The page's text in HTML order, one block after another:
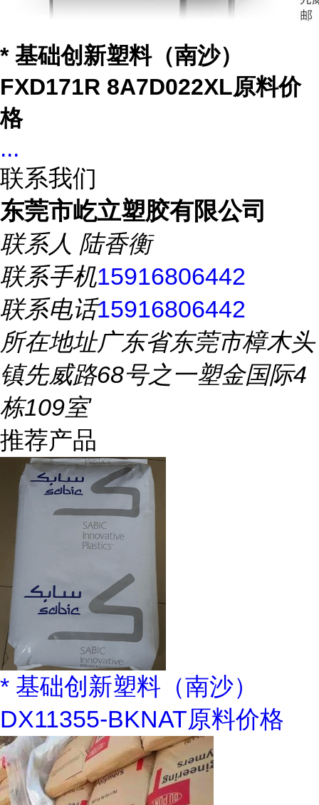
* 基础创新塑料（南沙）
FXD171R 8A7D022XL原料价
格
...
联系我们
东莞市屹立塑胶有限公司
联系人 陆香衡
联系手机15916806442
联系电话15916806442
所在地址广东省东莞市樟木头
镇先威路68号之一塑金国际4
栋109室
推荐产品
* 基础创新塑料（南沙）
DX11355-BKNAT原料价格